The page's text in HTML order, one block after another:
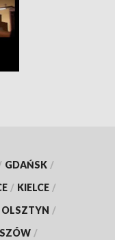
GDAŃSK /
/ KIELCE /
OLSZTYN /
/